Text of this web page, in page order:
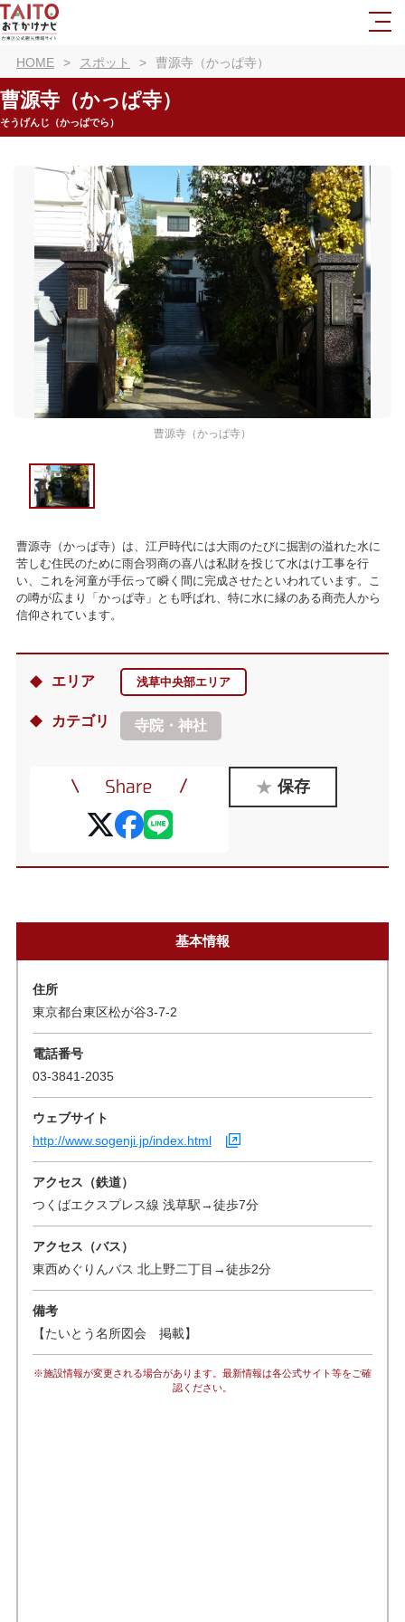
HOME スポット 曹源寺（かっぱ寺）
曹源寺（かっぱ寺）
そうげんじ（かっぱでら）
曹源寺（かっぱ寺）
曹源寺（かっぱ寺）は、江戸時代には大雨のたびに掘割の溢れた水に
苦しむ住民のために雨合羽商の喜八は私財を投じて水はけ工事を行
い、これを河童が手伝って瞬く間に完成させたといわれています。こ
の噂が広まり「かっぱ寺」とも呼ばれ、特に水に縁のある商売人から
信仰されています。
エリア 浅草中央部エリア
カテゴリ 寺院・神社
保存
基本情報
住所
東京都台東区松が谷3-7-2
電話番号
03-3841-2035
ウェブサイト
http://www.sogenji.jp/index.html
アクセス（鉄道）
つくばエクスプレス線 浅草駅→徒歩7分
アクセス（バス）
東西めぐりんバス 北上野二丁目→徒歩2分
備考
【たいとう名所図会 掲載】
※施設情報が変更される場合があります。最新情報は各公式サイト等をご確
認ください。